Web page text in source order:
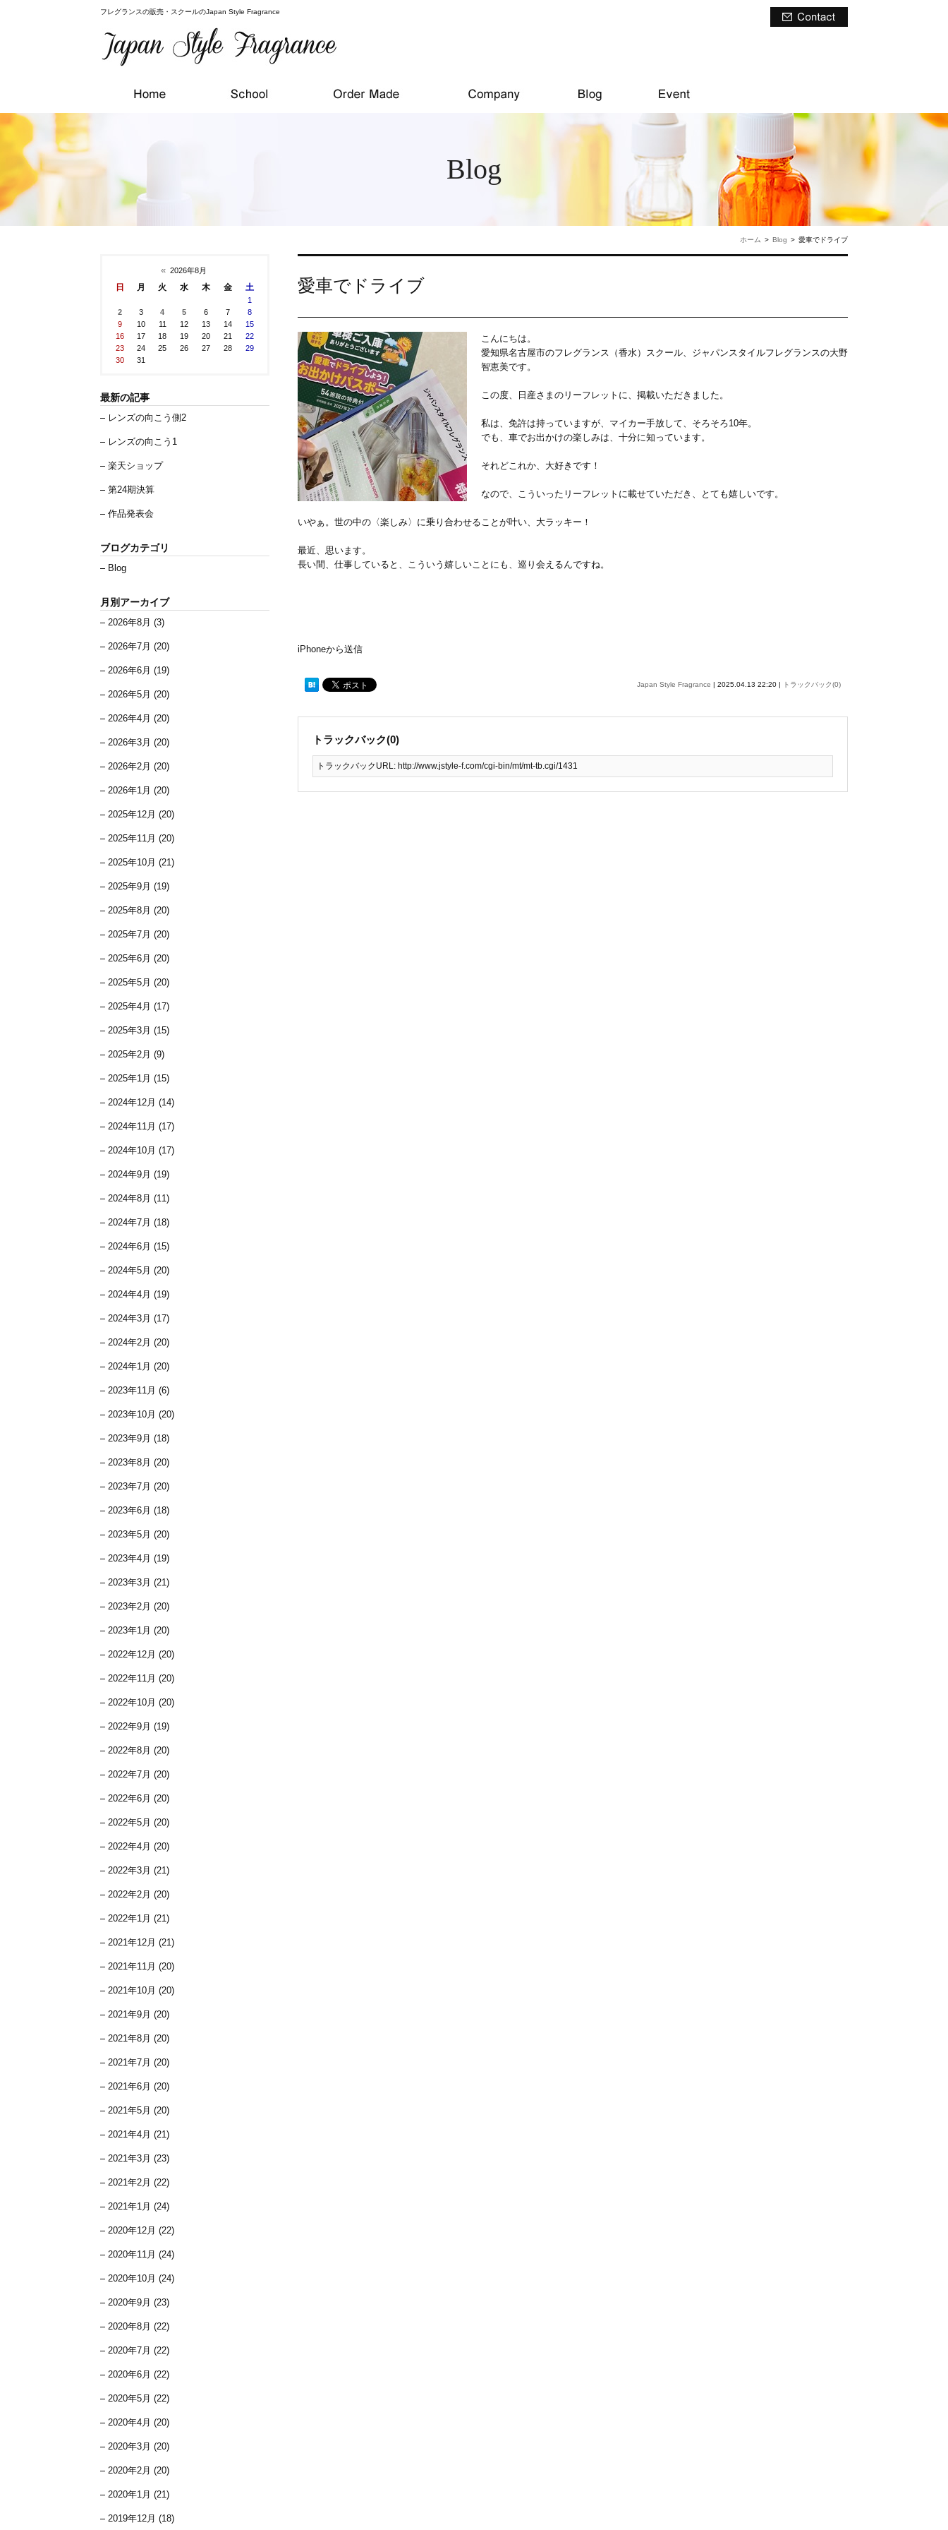
フレグランスの販売・スクールのJapan Style Fragrance
Blog
ホーム > Blog > 愛車でドライブ
愛車でドライブ
こんにちは。
愛知県名古屋市のフレグランス（香水）スクール、ジャパンスタイルフレグランスの大野
智恵美です。
この度、日産さまのリーフレットに、掲載いただきました。
私は、免許は持っていますが、マイカー手放して、そろそろ10年。
でも、車でお出かけの楽しみは、十分に知っています。
それどこれか、大好きです！
なので、こういったリーフレットに載せていただき、とても嬉しいです。
いやぁ。世の中の〈楽しみ〉に乗り合わせることが叶い、大ラッキー！
最近、思います。
長い間、仕事していると、こういう嬉しいことにも、巡り会えるんですね。
iPhoneから送信
Japan Style Fragrance | 2025.04.13 22:20 | トラックバック(0)
トラックバック(0)
トラックバックURL: http://www.jstyle-f.com/cgi-bin/mt/mt-tb.cgi/1431
« 2026年8月
日 月 火 水 木 金 土
1
2
3 4 5 6 7
8
9
10 11 12 13 14
15
16
17 18 19 20 21
22
23
24 25 26 27 28
29
30
31
最新の記事
レンズの向こう側2
レンズの向こう1
楽天ショップ
第24期決算
作品発表会
ブログカテゴリ
Blog
月別アーカイブ
2026年8月 (3)
2026年7月 (20)
2026年6月 (19)
2026年5月 (20)
2026年4月 (20)
2026年3月 (20)
2026年2月 (20)
2026年1月 (20)
2025年12月 (20)
2025年11月 (20)
2025年10月 (21)
2025年9月 (19)
2025年8月 (20)
2025年7月 (20)
2025年6月 (20)
2025年5月 (20)
2025年4月 (17)
2025年3月 (15)
2025年2月 (9)
2025年1月 (15)
2024年12月 (14)
2024年11月 (17)
2024年10月 (17)
2024年9月 (19)
2024年8月 (11)
2024年7月 (18)
2024年6月 (15)
2024年5月 (20)
2024年4月 (19)
2024年3月 (17)
2024年2月 (20)
2024年1月 (20)
2023年11月 (6)
2023年10月 (20)
2023年9月 (18)
2023年8月 (20)
2023年7月 (20)
2023年6月 (18)
2023年5月 (20)
2023年4月 (19)
2023年3月 (21)
2023年2月 (20)
2023年1月 (20)
2022年12月 (20)
2022年11月 (20)
2022年10月 (20)
2022年9月 (19)
2022年8月 (20)
2022年7月 (20)
2022年6月 (20)
2022年5月 (20)
2022年4月 (20)
2022年3月 (21)
2022年2月 (20)
2022年1月 (21)
2021年12月 (21)
2021年11月 (20)
2021年10月 (20)
2021年9月 (20)
2021年8月 (20)
2021年7月 (20)
2021年6月 (20)
2021年5月 (20)
2021年4月 (21)
2021年3月 (23)
2021年2月 (22)
2021年1月 (24)
2020年12月 (22)
2020年11月 (24)
2020年10月 (24)
2020年9月 (23)
2020年8月 (22)
2020年7月 (22)
2020年6月 (22)
2020年5月 (22)
2020年4月 (20)
2020年3月 (20)
2020年2月 (20)
2020年1月 (21)
2019年12月 (18)